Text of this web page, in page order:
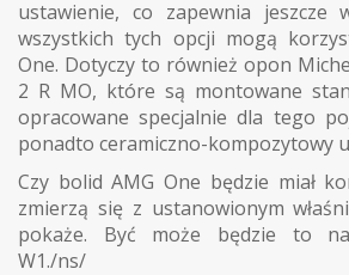
ustawienie, co zapewnia jeszcze
wszystkich tych opcji mogą
One. Dotyczy to również opon
2 R MO, które są montowane
opracowane specjalnie dla tego
ponadto ceramiczno-kompozytowy
Czy bolid AMG One będzie miał
zmierzą się z ustanowionym
pokaże. Być może będzie to
W1./ns/